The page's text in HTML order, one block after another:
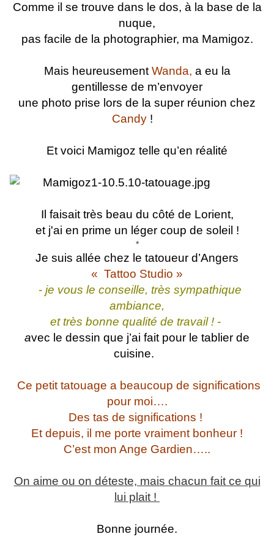
Comme il se trouve dans le dos, à la base de la
nuque,
pas facile de la photographier, ma Mamigoz.
Mais heureusement Wanda, a eu la
gentillesse de m’envoyer
une photo prise lors de la super réunion chez
Candy !
Et voici Mamigoz telle qu’en réalité
Il faisait très beau du côté de Lorient,
et j'ai en prime un léger coup de soleil !
*
Je suis allée chez le tatoueur d’Angers
« Tattoo Studio »
- je vous le conseille, très sympathique
ambiance,
et très bonne qualité de travail ! -
avec le dessin que j’ai fait pour le tablier de
cuisine.
Ce petit tatouage a beaucoup de significations
pour moi….
Des tas de significations !
Et depuis, il me porte vraiment bonheur !
C’est mon Ange Gardien…..
On aime ou on déteste, mais chacun fait ce qui
lui plait !
Bonne journée.